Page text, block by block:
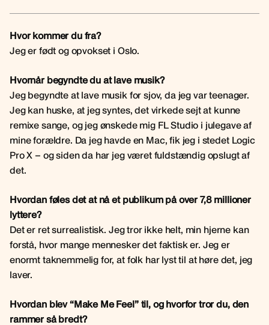
Hvor kommer du fra?
Jeg er født og opvokset i Oslo.
Hvornår begyndte du at lave musik?
Jeg begyndte at lave musik for sjov, da jeg var teenager.
Jeg kan huske, at jeg syntes, det virkede sejt at kunne
remixe sange, og jeg ønskede mig FL Studio i julegave af
mine forældre. Da jeg havde en Mac, fik jeg i stedet Logic
Pro X – og siden da har jeg været fuldstændig opslugt af
det.
Hvordan føles det at nå et publikum på over 7,8 millioner
lyttere?
Det er ret surrealistisk. Jeg tror ikke helt, min hjerne kan
forstå, hvor mange mennesker det faktisk er. Jeg er
enormt taknemmelig for, at folk har lyst til at høre det, jeg
laver.
Hvordan blev “Make Me Feel” til, og hvorfor tror du, den
rammer så bredt?